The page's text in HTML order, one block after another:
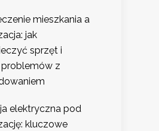
mieszkania a
jak
sprzęt i
problemów z
elektryczna pod
kluczowe